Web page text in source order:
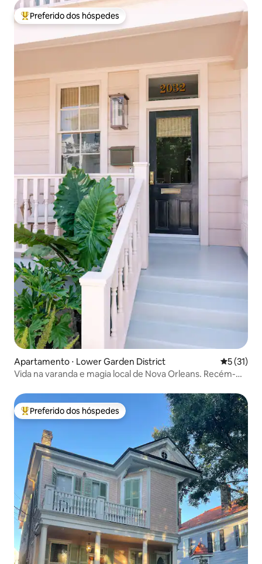
Entre os melhores preferidos dos hóspedes
Preferido dos hóspedes
Apartamento ⋅ Lower Garden District 5 de uma
5 (31)
Vida na varanda e magia local de Nova Orleans. Recém-
Entre os melhores preferidos dos hóspedes
Preferido dos hóspedes